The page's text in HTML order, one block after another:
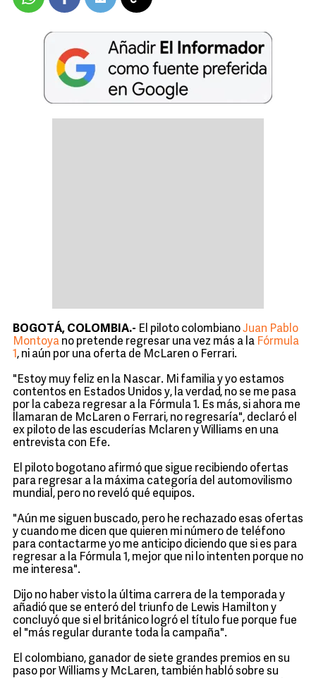
BOGOTÁ, COLOMBIA.- El piloto colombianoJuan Pablo
Montoya no pretende regresar una vez más a la Fórmula
1, ni aún por una oferta de McLaren o Ferrari.
"Estoy muy feliz en la Nascar. Mi familia y yo estamos
contentos en Estados Unidos y, la verdad, no se me pasa
por la cabeza regresar a la Fórmula 1. Es más, si ahora me
llamaran de McLaren o Ferrari, no regresaría", declaró el
ex piloto de las escuderías Mclaren y Williams en una
entrevista con Efe.
El piloto bogotano afirmó que sigue recibiendo ofertas
para regresar a la máxima categoría del automovilismo
mundial, pero no reveló qué equipos.
"Aún me siguen buscado, pero he rechazado esas ofertas
y cuando me dicen que quieren mi número de teléfono
para contactarme yo me anticipo diciendo que si es para
regresar a la Fórmula 1, mejor que ni lo intenten porque no
me interesa".
Dijo no haber visto la última carrera de la temporada y
añadió que se enteró del triunfo de Lewis Hamilton y
concluyó que si el británico logró el título fue porque fue
el "más regular durante toda la campaña".
El colombiano, ganador de siete grandes premios en su
paso por Williams y McLaren, también habló sobre su